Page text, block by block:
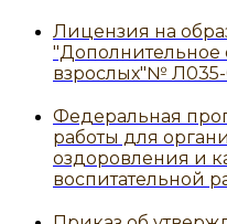
Лицензия на
"Дополнительное
взрослых"№ Л035-
Федеральная
работы для
оздоровления и
воспитательной